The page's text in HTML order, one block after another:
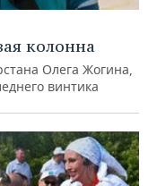
колонна
Олега Жогина,
винтика